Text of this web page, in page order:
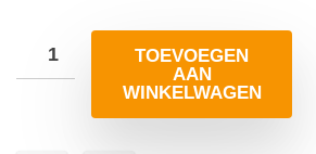
TOEVOEGEN
AAN
WINKELWAGEN